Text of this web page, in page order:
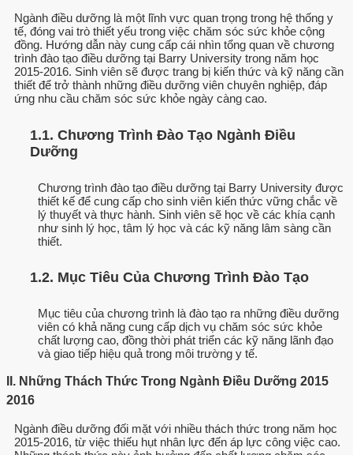
Ngành điều dưỡng là một lĩnh vực quan trọng trong hệ thống y
tế, đóng vai trò thiết yếu trong việc chăm sóc sức khỏe cộng
đồng. Hướng dẫn này cung cấp cái nhìn tổng quan về chương
trình đào tạo điều dưỡng tại Barry University trong năm học
2015-2016. Sinh viên sẽ được trang bị kiến thức và kỹ năng cần
thiết để trở thành những điều dưỡng viên chuyên nghiệp, đáp
ứng nhu cầu chăm sóc sức khỏe ngày càng cao.
1.1. Chương Trình Đào Tạo Ngành Điều
Dưỡng
Chương trình đào tạo điều dưỡng tại Barry University được
thiết kế để cung cấp cho sinh viên kiến thức vững chắc về
lý thuyết và thực hành. Sinh viên sẽ học về các khía cạnh
như sinh lý học, tâm lý học và các kỹ năng lâm sàng cần
thiết.
1.2. Mục Tiêu Của Chương Trình Đào Tạo
Mục tiêu của chương trình là đào tạo ra những điều dưỡng
viên có khả năng cung cấp dịch vụ chăm sóc sức khỏe
chất lượng cao, đồng thời phát triển các kỹ năng lãnh đạo
và giao tiếp hiệu quả trong môi trường y tế.
II. Những Thách Thức Trong Ngành Điều Dưỡng 2015
2016
Ngành điều dưỡng đối mặt với nhiều thách thức trong năm học
2015-2016, từ việc thiếu hụt nhân lực đến áp lực công việc cao.